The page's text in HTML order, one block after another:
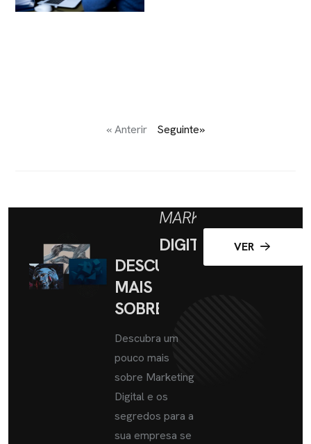
« Anterir Seguinte»
DESCUBRA
MAIS
SOBRE
MARKETING
DIGITAL
Descubra um
pouco mais
sobre Marketing
Digital e os
segredos para a
sua empresa se
VER